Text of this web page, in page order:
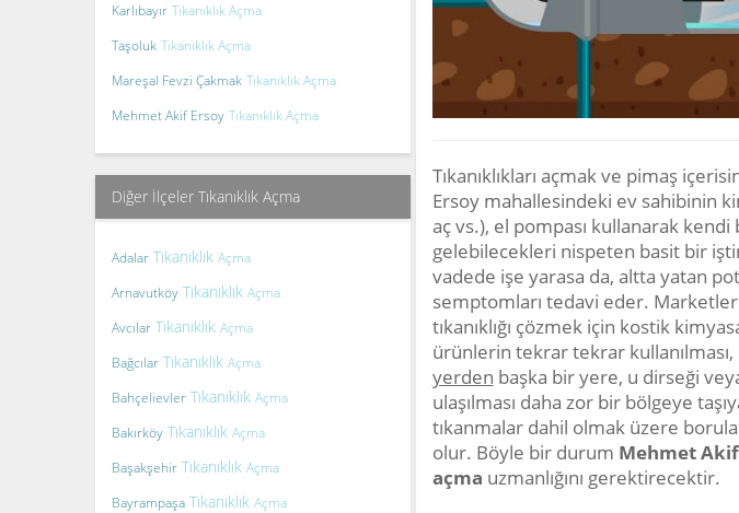
Tıkanıklıkları açmak ve pimaş
Ersoy mahallesindeki ev sahibinin
aç vs.), el pompası kullanarak kendi
gelebilecekleri nispeten basit bir
vadede işe yarasa da, altta yatan
semptomları tedavi eder.
tıkanıklığı çözmek için kostik
ürünlerin tekrar tekrar kullanılması,
yerden başka bir yere, u dirseği
ulaşılması daha zor bir bölgeye
tıkanmalar dahil olmak üzere
olur. Böyle bir durum Mehmet Akif
açma uzmanlığını gerektirecektir.
Karlıbayır Tıkanıklık Açma
Taşoluk Tıkanıklık Açma
Mareşal Fevzi Çakmak Tıkanıklık Açma
Mehmet Akif Ersoy Tıkanıklık Açma
Diğer İlçeler Tıkanıklık Açma
Adalar Tıkanıklık Açma
Arnavutköy Tıkanıklık Açma
Avcılar Tıkanıklık Açma
Bağcılar Tıkanıklık Açma
Bahçelievler Tıkanıklık Açma
Bakırköy Tıkanıklık Açma
Başakşehir Tıkanıklık Açma
Bayrampaşa Tıkanıklık Açma